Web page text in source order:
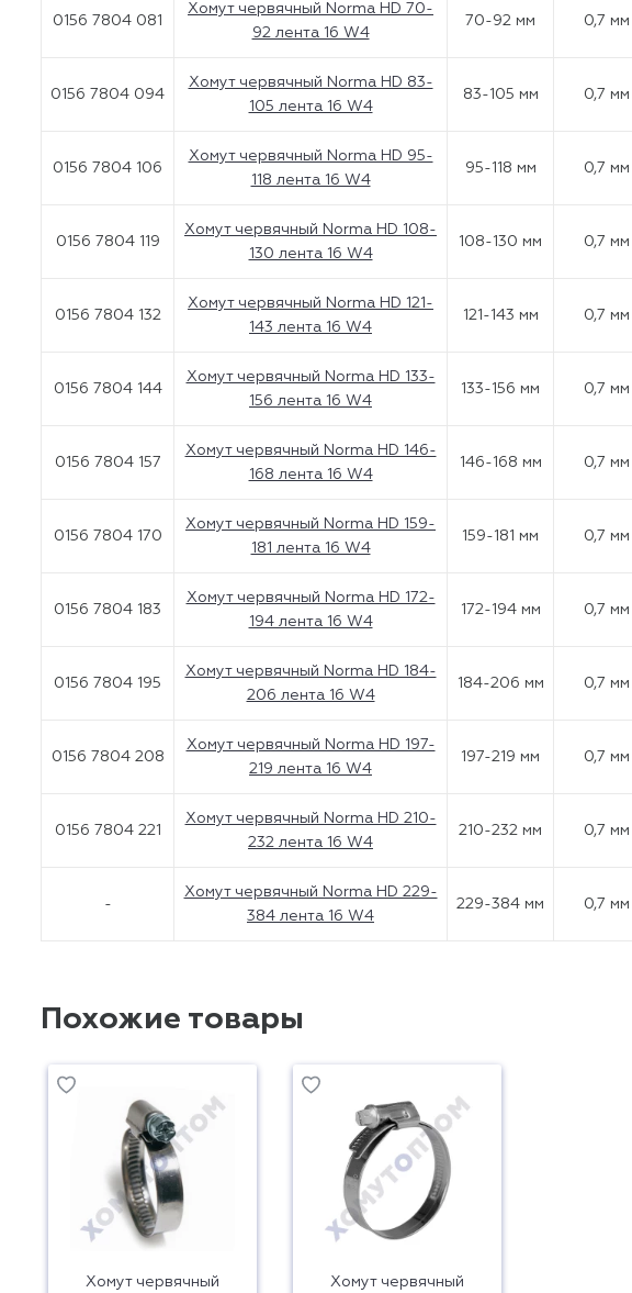
0156 7804 081
Хомут червячный Norma HD 70-
92 лента 16 W4
70-92 мм 0,7 мм
0156 7804 094
Хомут червячный Norma HD 83-
105 лента 16 W4
83-105 мм 0,7 мм
0156 7804 106
Хомут червячный Norma HD 95-
118 лента 16 W4
95-118 мм 0,7 мм
0156 7804 119
Хомут червячный Norma HD 108-
130 лента 16 W4
108-130 мм 0,7 мм
0156 7804 132
Хомут червячный Norma HD 121-
143 лента 16 W4
121-143 мм 0,7 мм
0156 7804 144
Хомут червячный Norma HD 133-
156 лента 16 W4
133-156 мм 0,7 мм
0156 7804 157
Хомут червячный Norma HD 146-
168 лента 16 W4
146-168 мм 0,7 мм
0156 7804 170
Хомут червячный Norma HD 159-
181 лента 16 W4
159-181 мм 0,7 мм
0156 7804 183
Хомут червячный Norma HD 172-
194 лента 16 W4
172-194 мм 0,7 мм
0156 7804 195
Хомут червячный Norma HD 184-
206 лента 16 W4
184-206 мм 0,7 мм
0156 7804 208
Хомут червячный Norma HD 197-
219 лента 16 W4
197-219 мм 0,7 мм
0156 7804 221
Хомут червячный Norma HD 210-
232 лента 16 W4
210-232 мм 0,7 мм
-
Хомут червячный Norma HD 229-
384 лента 16 W4
229-384 мм 0,7 мм
Похожие товары
Хомут червячный
Хомут червячный